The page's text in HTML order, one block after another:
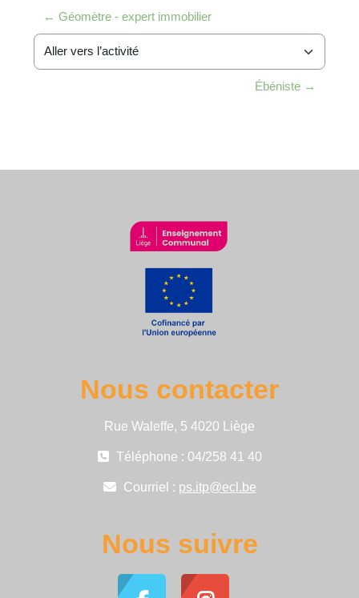
← Géomètre - expert immobilier
Aller vers l’activité
Ébéniste →
Nous contacter
Rue Waleffe, 5 4020 Liège
Téléphone : 04/258 41 40
Courriel : ps.itp@ecl.be
Nous suivre